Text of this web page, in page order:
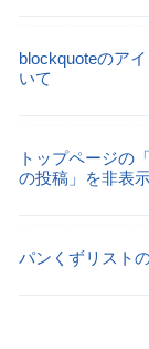
blockquoteのア
いて
トップページの
の投稿」を非表
パンくずリスト